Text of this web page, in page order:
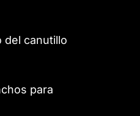
del canutillo
para